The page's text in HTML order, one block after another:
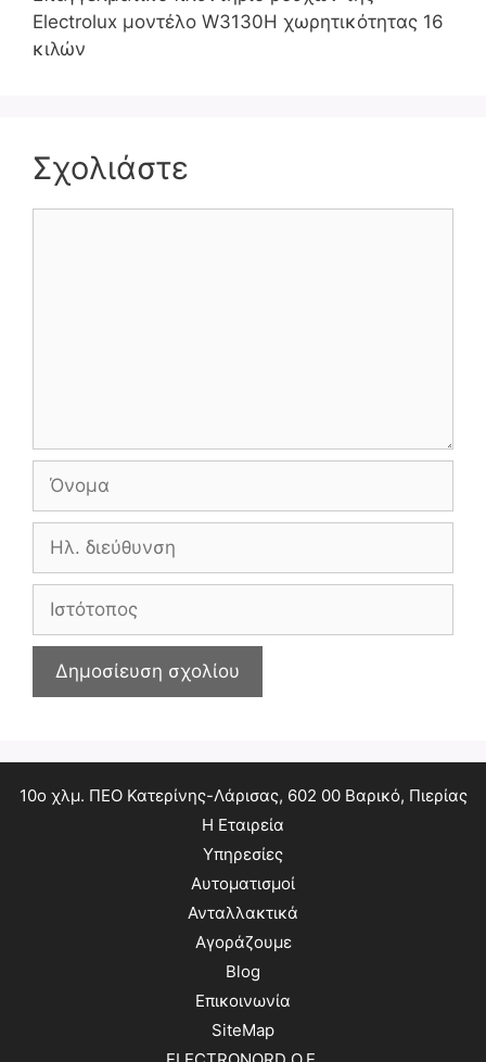
Electrolux μοντέλο W3130H χωρητικότητας 16
κιλών
Σχολιάστε
Όνομα
Ηλ.
Ιστότοπος
10ο χλμ. ΠΕΟ Κατερίνης-Λάρισας, 602 00 Βαρικό, Πιερίας
Η Εταιρεία
Υπηρεσίες
Αυτοματισμοί
Ανταλλακτικά
Αγοράζουμε
Blog
Επικοινωνία
SiteMap